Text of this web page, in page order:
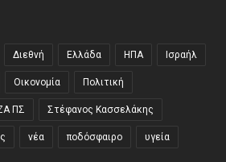
Διεθνή Ελλάδα ΗΠΑ Ισραήλ
Οικονομία Πολιτική
ΠΣ Στέφανος Κασσελάκης
νέα ποδόσφαιρο υγεία